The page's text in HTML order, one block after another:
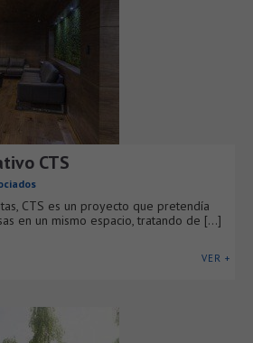
CTS
CTS es un proyecto que pretendía
en un mismo espacio, tratando de [...]
VER +